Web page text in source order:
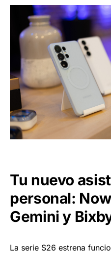
Tu nuevo
personal:
Gemini y
La serie S26 estrena